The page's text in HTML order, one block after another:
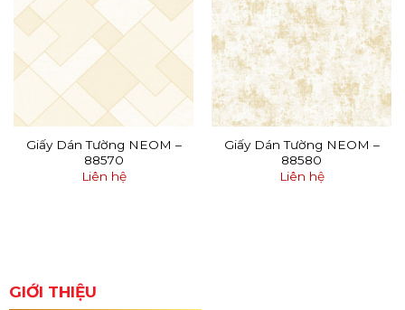
Giấy Dán Tường NEOM –
88570
Liên hệ
Giấy Dán Tường NEOM –
88580
Liên hệ
GIỚI THIỆU